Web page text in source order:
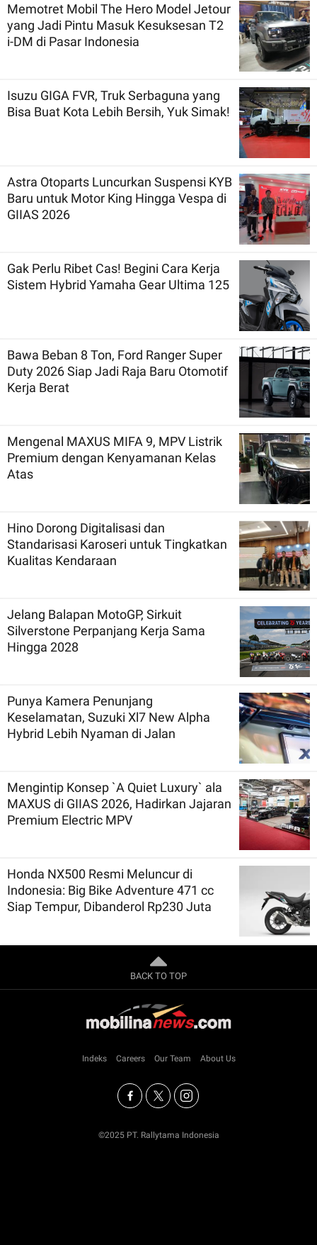
Memotret Mobil The Hero Model Jetour
yang Jadi Pintu Masuk Kesuksesan T2
i-DM di Pasar Indonesia
Isuzu GIGA FVR, Truk Serbaguna yang
Bisa Buat Kota Lebih Bersih, Yuk Simak!
Astra Otoparts Luncurkan Suspensi KYB
Baru untuk Motor King Hingga Vespa di
GIIAS 2026
Gak Perlu Ribet Cas! Begini Cara Kerja
Sistem Hybrid Yamaha Gear Ultima 125
Bawa Beban 8 Ton, Ford Ranger Super
Duty 2026 Siap Jadi Raja Baru Otomotif
Kerja Berat
Mengenal MAXUS MIFA 9, MPV Listrik
Premium dengan Kenyamanan Kelas
Atas
Hino Dorong Digitalisasi dan
Standarisasi Karoseri untuk Tingkatkan
Kualitas Kendaraan
Jelang Balapan MotoGP, Sirkuit
Silverstone Perpanjang Kerja Sama
Hingga 2028
Punya Kamera Penunjang
Keselamatan, Suzuki Xl7 New Alpha
Hybrid Lebih Nyaman di Jalan
Mengintip Konsep `A Quiet Luxury` ala
MAXUS di GIIAS 2026, Hadirkan Jajaran
Premium Electric MPV
Honda NX500 Resmi Meluncur di
Indonesia: Big Bike Adventure 471 cc
Siap Tempur, Dibanderol Rp230 Juta
BACK TO TOP
Indeks Careers Our Team About Us
©2025 PT. Rallytama Indonesia